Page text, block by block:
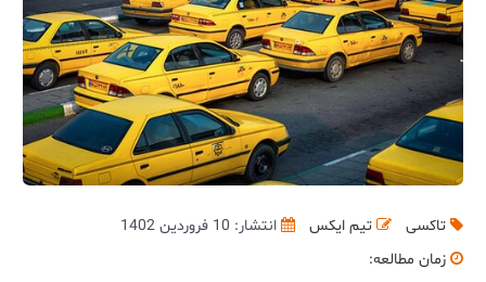
تاکسی تیم ایکس
انتشار: 10 فروردین 1402
زمان مطالعه: